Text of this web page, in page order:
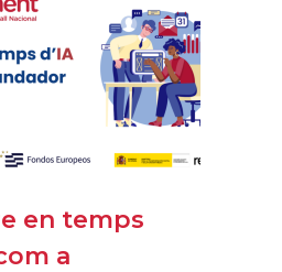
en temps
a